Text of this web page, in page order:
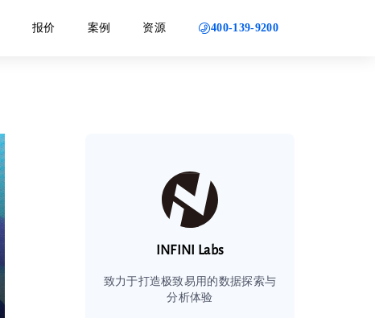
报价 案例 资源 400-139-9200
INFINI Labs
致力于打造极致易用的数据探索与
分析体验